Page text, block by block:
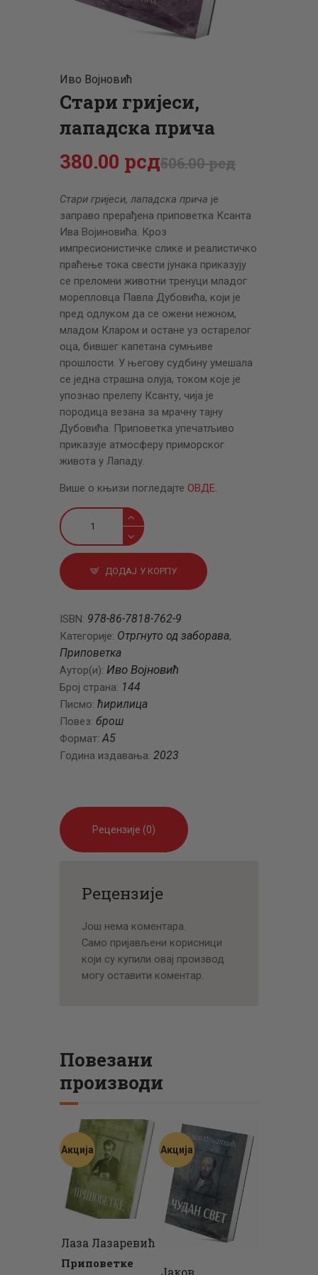
ЦЕНОВНИК
Иво Војновић
Стари гријеси,
лападска прича
506.00рсд
380.00 рсд
Стари гријеси, лападска прича је
заправо прерађена приповетка Ксанта
Ива Војиновића. Кроз
импресионистичке слике и реалистичко
праћење тока свести јунака приказују
се преломни животни тренуци младог
морепловца Павла Дубовића, који је
пред одлуком да се ожени нежном,
младом Кларом и остане уз остарелог
оца, бившег капетана сумњиве
прошлости. У његову судбину умешала
се једна страшна олуја, током које је
упознао прелепу Ксанту, чија је
породица везана за мрачну тајну
Дубовића. Приповетка упечатљиво
приказује атмосферу приморског
живота у Лападу.
Више о књизи погледајте ОВДЕ.
Стари
гријеси,
лападска
прича
количина
ДОДАЈ У КОРПУ
ISBN: 978-86-7818-762-9
Категорије: Отргнуто од заборава,
Приповетка
Аутор(и): Иво Војновић
Број страна: 144
Писмо: ћирилица
Повез: брош
Формат:А5
Година издавања: 2023
Рецензије (0)
Рецензије
Још нема коментара.
Само пријављени корисници
који су купили овај производ
могу оставити коментар.
Повезани
производи
Акција
Лаза Лазаревић
Приповетке
Акција
Јаков